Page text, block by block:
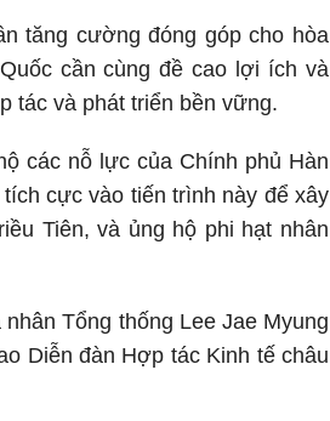
tăng cường đóng góp cho hòa
cần cùng đề cao lợi ích và
tác và phát triển bền vững.
các nỗ lực của Chính phủ Hàn
cực vào tiến trình này để xây
Tiên, và ủng hộ phi hạt nhân
Tổng thống Lee Jae Myung
Diễn đàn Hợp tác Kinh tế châu